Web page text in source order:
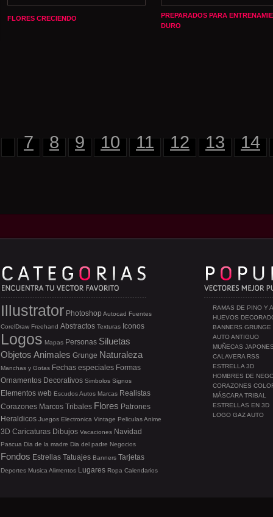
FLORES CRECIENDO
PREPARADOS PARA
DURO
7 8 9 10 11 12 13 14
RAMAS DE PINO Y
HUEVOS
BANNERS GRUNGE
AUTO ANTIGUO
MUÑECAS
CALAVERA RSS
ESTRELLA 3D
HOMBRES DE
CORAZONES
MÁSCARA TRIBAL
ESTRELLAS EN 3D
LOGO GAZ AUTO
Illustrator Photoshop Autocad Fuentes
CorelDraw Freehand Abstractos Texturas Iconos
Logos Mapas Personas Siluetas
Objetos Animales Grunge Naturaleza
Manchas y Gotas Fechas especiales Formas
Ornamentos Decorativos Simbolos Signos
Elementos web EscudosAutos Marcas Realistas
Corazones Marcos Tribales Flores Patrones
Heraldicos Juegos Electronica Vintage PeliculasAnime
3D Caricaturas Dibujos Vacaciones Navidad
Pascua Dia de la madre Dia del padre Negocios
Fondos Estrellas Tatuajes Banners Tarjetas
Deportes Musica Alimentos Lugares Ropa Calendarios